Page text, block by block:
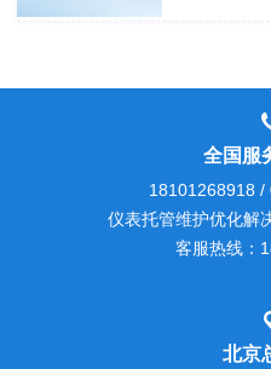
全国服
18101268918 /
仪表托管维护优化解
客服热线：
北京